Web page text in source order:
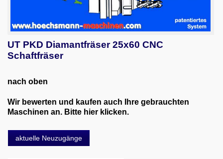
UT PKD Diamantfräser 25x60 CNC
Schaftfräser
nach oben
Wir bewerten und kaufen auch Ihre gebrauchten
Maschinen an. Bitte hier klicken.
aktuelle Neuzugänge